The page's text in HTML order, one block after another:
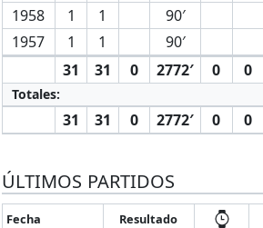
1958
1 1 90′
1957
1 1 90′
31
31 0 2772′ 0 0
Totales:
31 31 0 2772′ 0 0
ÚLTIMOS PARTIDOS
Fecha Resultado